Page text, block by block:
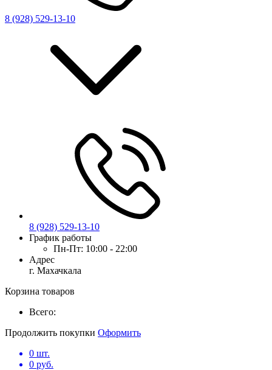
8 (928) 529-13-10
8 (928) 529-13-10
График работы
Пн-Пт: 10:00 - 22:00
Адрес
г. Махачкала
Корзина товаров
Всего:
Продолжить покупки Оформить
0 шт.
0 руб.